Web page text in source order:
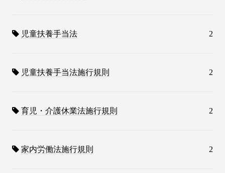
児童扶養手当法 2
児童扶養手当法施行規則 2
育児・介護休業法施行規則 2
家内労働法施行規則 2